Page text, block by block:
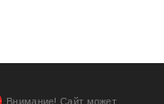
Внимание! Сайт может